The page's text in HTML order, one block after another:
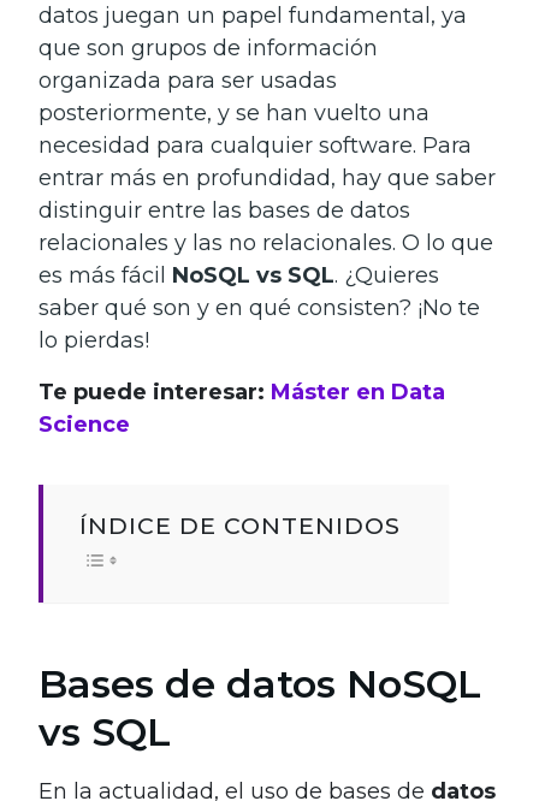
datos juegan un papel fundamental, ya
que son grupos de información
organizada para ser usadas
posteriormente, y se han vuelto una
necesidad para cualquier software. Para
entrar más en profundidad, hay que saber
distinguir entre las bases de datos
relacionales y las no relacionales. O lo que
es más fácil NoSQL vs SQL. ¿Quieres
saber qué son y en qué consisten? ¡No te
lo pierdas!
Te puede interesar: Máster en Data
Science
ÍNDICE DE CONTENIDOS
Bases de datos NoSQL
vs SQL
En la actualidad, el uso de bases de datos